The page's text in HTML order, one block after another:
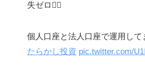
失ゼロ🙆‍♀️
個人口座と法人口座で運用して
たらかし投資 pic.twitter.com/